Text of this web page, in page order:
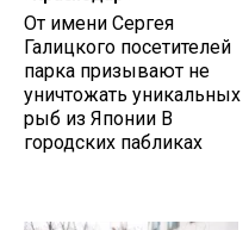
От имени Сергея
Галицкого посетителей
парка призывают не
уничтожать уникальных
рыб из Японии В
городских пабликах